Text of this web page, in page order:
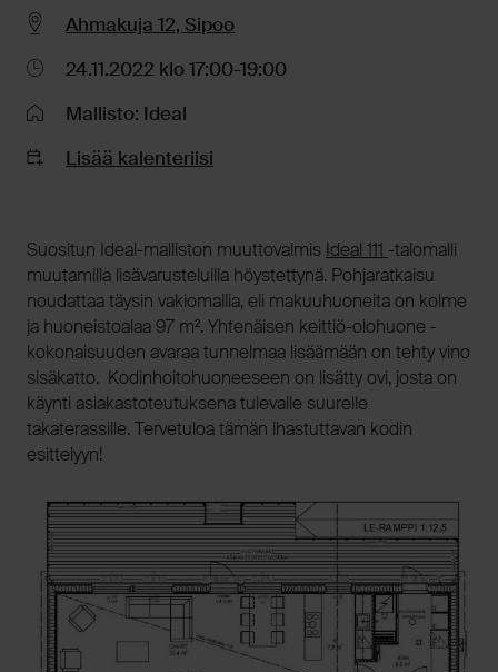
Ahmakuja 12, Sipoo
24.11.2022 klo 17:00-19:00
Mallisto: Ideal
Lisää kalenteriisi
Suositun Ideal-malliston muuttovalmis Ideal 111 -talomalli
muutamilla lisävarusteluilla höystettynä. Pohjaratkaisu
noudattaa täysin vakiomallia, eli makuuhuoneita on kolme
ja huoneistoalaa 97 m². Yhtenäisen keittiö-olohuone -
kokonaisuuden avaraa tunnelmaa lisäämään on tehty vino
sisäkatto. Kodinhoitohuoneeseen on lisätty ovi, josta on
käynti asiakastoteutuksena tulevalle suurelle
takaterassille. Tervetuloa tämän ihastuttavan kodin
esittelyyn!